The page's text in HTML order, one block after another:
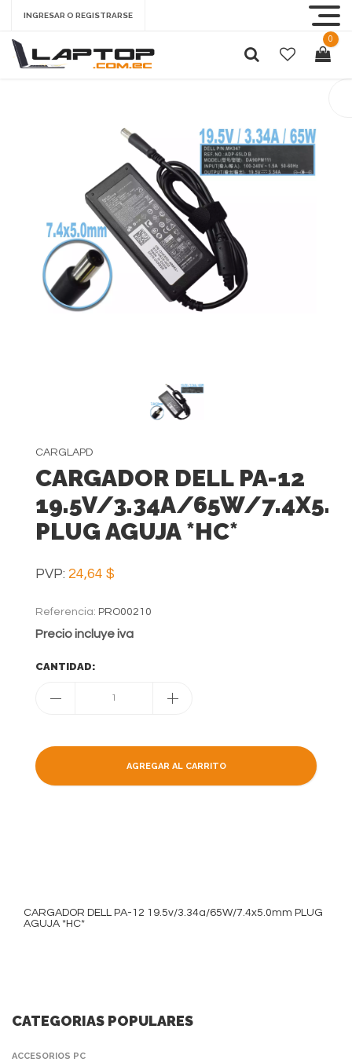
INGRESAR O REGISTRARSE
0
CARGLAPD
CARGADOR DELL PA-12
19.5V/3.34A/65W/
PLUG AGUJA *HC*
PVP: 24,64 $
Referencia: PRO00210
Precio incluye iva
CANTIDAD:
1
AGREGAR AL CARRITO
CARGADOR DELL PA-12 19.5v/3.34a/65W/7.4x5.0mm PLUG
AGUJA *HC*
CATEGORIAS POPULARES
ACCESORIOS PC